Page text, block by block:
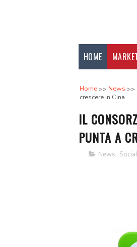
HOME
Home News
crescere in Cina
IL
PUNTA A
News,